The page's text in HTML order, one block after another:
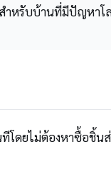
สำหรับบ้านที่มีปัญห
โดยไม่ต้องหาซื้อชิ้น